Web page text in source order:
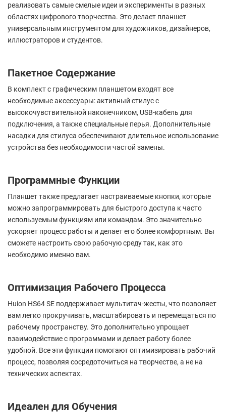
реализовать самые смелые идеи и эксперименты в разных
областях цифрового творчества. Это делает планшет
универсальным инструментом для художников, дизайнеров,
иллюстраторов и студентов.
Пакетное Содержание
В комплект с графическим планшетом входят все
необходимые аксессуары: активный стилус с
высокочувствительной наконечником, USB-кабель для
подключения, а также специальные перья. Дополнительные
насадки для стилуса обеспечивают длительное использование
устройства без необходимости частой замены.
Программные Функции
Планшет также предлагает настраиваемые кнопки, которые
можно запрограммировать для быстрого доступа к часто
используемым функциям или командам. Это значительно
ускоряет процесс работы и делает его более комфортным. Вы
сможете настроить свою рабочую среду так, как это
необходимо именно вам.
Оптимизация Рабочего Процесса
Huion HS64 SE поддерживает мультитач-жесты, что позволяет
вам легко прокручивать, масштабировать и перемещаться по
рабочему пространству. Это дополнительно упрощает
взаимодействие с программами и делает работу более
удобной. Все эти функции помогают оптимизировать рабочий
процесс, позволяя сосредоточиться на творчестве, а не на
технических аспектах.
Идеален для Обучения